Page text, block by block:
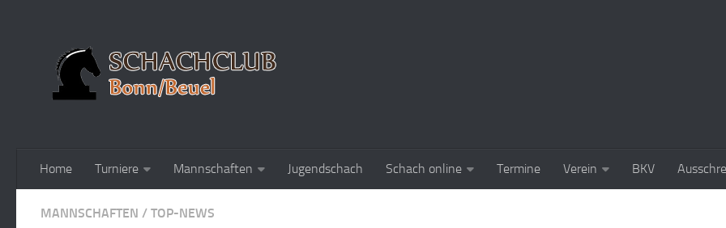
Home Turniere Mannschaften Jugendschach Schach online Termine Verein BKV
MANNSCHAFTEN / TOP-NEWS